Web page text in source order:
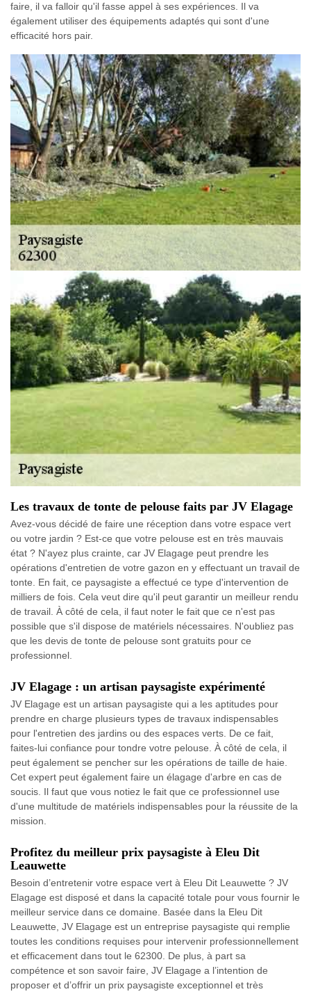
faire, il va falloir qu'il fasse appel à ses expériences. Il va
également utiliser des équipements adaptés qui sont d'une
efficacité hors pair.
Les travaux de tonte de pelouse faits par JV Elagage
Avez-vous décidé de faire une réception dans votre espace vert
ou votre jardin ? Est-ce que votre pelouse est en très mauvais
état ? N'ayez plus crainte, car JV Elagage peut prendre les
opérations d'entretien de votre gazon en y effectuant un travail de
tonte. En fait, ce paysagiste a effectué ce type d'intervention de
milliers de fois. Cela veut dire qu'il peut garantir un meilleur rendu
de travail. À côté de cela, il faut noter le fait que ce n'est pas
possible que s'il dispose de matériels nécessaires. N'oubliez pas
que les devis de tonte de pelouse sont gratuits pour ce
professionnel.
JV Elagage : un artisan paysagiste expérimenté
JV Elagage est un artisan paysagiste qui a les aptitudes pour
prendre en charge plusieurs types de travaux indispensables
pour l'entretien des jardins ou des espaces verts. De ce fait,
faites-lui confiance pour tondre votre pelouse. À côté de cela, il
peut également se pencher sur les opérations de taille de haie.
Cet expert peut également faire un élagage d'arbre en cas de
soucis. Il faut que vous notiez le fait que ce professionnel use
d'une multitude de matériels indispensables pour la réussite de la
mission.
Profitez du meilleur prix paysagiste à Eleu Dit
Leauwette
Besoin d’entretenir votre espace vert à Eleu Dit Leauwette ? JV
Elagage est disposé et dans la capacité totale pour vous fournir le
meilleur service dans ce domaine. Basée dans la Eleu Dit
Leauwette, JV Elagage est un entreprise paysagiste qui remplie
toutes les conditions requises pour intervenir professionnellement
et efficacement dans tout le 62300. De plus, à part sa
compétence et son savoir faire, JV Elagage a l’intention de
proposer et d’offrir un prix paysagiste exceptionnel et très